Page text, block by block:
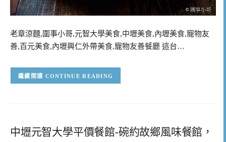
老章涼麵,圍事小哥,元智大學美食,中壢美食,內壢美食,寵物友
善,百元美食,內壢興仁外帶美食,寵物友善餐廳 這台…
CONTINUE READING
中壢元智大學平價餐館-碗約故鄉風味餐館，